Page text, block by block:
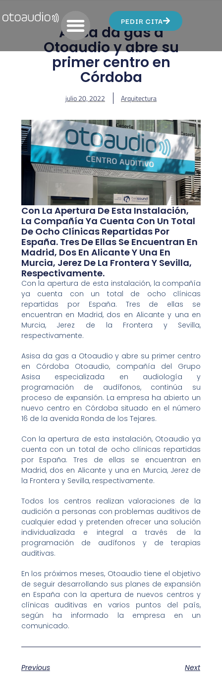
PEDIR CITA
Asisa da gas a
Otoaudio y abre su
primer centro en
Córdoba
julio 20, 2022 Arquitectura
Con La Apertura De Esta Instalación,
La Compañía Ya Cuenta Con Un Total
De Ocho Clínicas Repartidas Por
España. Tres De Ellas Se Encuentran En
Madrid, Dos En Alicante Y Una En
Murcia, Jerez De La Frontera Y Sevilla,
Respectivamente.
Con la apertura de esta instalación, la compañía
ya cuenta con un total de ocho clínicas
repartidas por España. Tres de ellas se
encuentran en Madrid, dos en Alicante y una en
Murcia, Jerez de la Frontera y Sevilla,
respectivamente.
Asisa da gas a Otoaudio y abre su primer centro
en Córdoba Otoaudio, compañía del Grupo
Asisa especializada en audiología y
programación de audífonos, continúa su
proceso de expansión. La empresa ha abierto un
nuevo centro en Córdoba situado en el número
16 de la avenida Ronda de los Tejares.
Con la apertura de esta instalación, Otoaudio ya
cuenta con un total de ocho clínicas repartidas
por España. Tres de ellas se encuentran en
Madrid, dos en Alicante y una en Murcia, Jerez de
la Frontera y Sevilla, respectivamente.
Todos los centros realizan valoraciones de la
audición a personas con problemas auditivos de
cualquier edad y pretenden ofrecer una solución
individualizada e integral a través de la
programación de audífonos y de terapias
auditivas.
En los próximos meses, Otoaudio tiene el objetivo
de seguir desarrollando sus planes de expansión
en España con la apertura de nuevos centros y
clínicas auditivas en varios puntos del país,
según ha informado la empresa en un
comunicado.
Previous
Next